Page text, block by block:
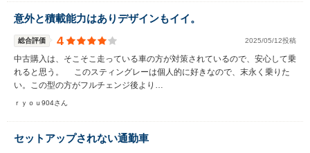
意外と積載能力はありデザインもイイ。
総合評価 4 2025/05/12投稿
中古購入は、そこそこ走っている車の方が対策されているので、安心して乗
れると思う。 このスティングレーは個人的に好きなので、末永く乗りた
い。この型の方がフルチェンジ後より…
ｒｙｏｕ904さん
セットアップされない通勤車